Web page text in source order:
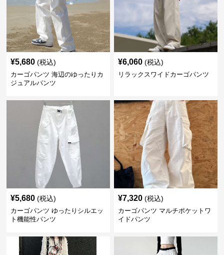
¥5,680 (税込)
カーゴパンツ 海辺のゆったりカ
ジュアルパンツ
¥6,060 (税込)
リラックスワイドカーゴパンツ
¥5,680 (税込)
カーゴパンツ ゆったりシルエッ
ト機能性パンツ
¥7,320 (税込)
カーゴパンツ マルチポケットワ
イドパンツ